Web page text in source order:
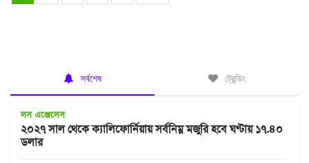
সর্বশেষ ট্রেন্ডিং
লস এঞ্জেলেস
২০২৭ সাল থেকে ক্যালিফোর্নিয়ায় সর্বনিম্ন মজুরি হবে ঘণ্টায় ১৭.৪০
ডলার